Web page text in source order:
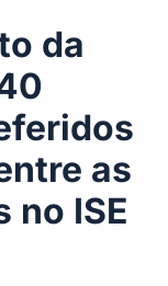
da
as
no ISE